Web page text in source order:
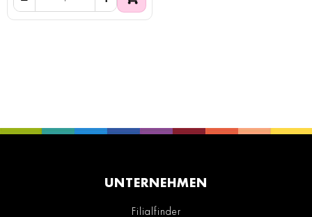
UNTERNEHMEN
Filialfinder